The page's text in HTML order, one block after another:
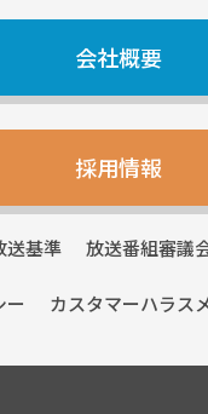
会社概要
採用情報
送基準 放送番組審議
ー カスタマーハラス